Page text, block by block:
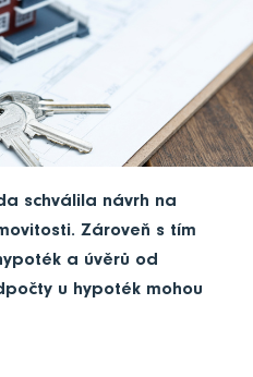
schválila návrh na
Zároveň s tím
a úvěrů od
u hypoték mohou